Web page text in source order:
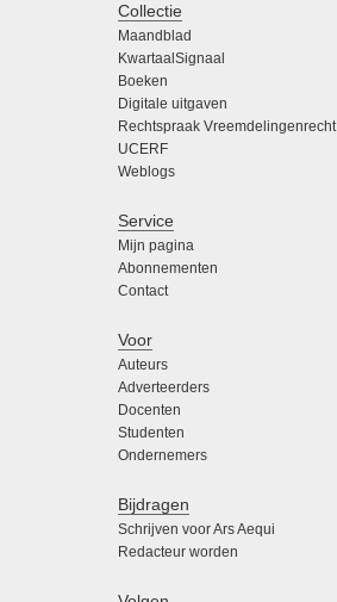
Collectie
Maandblad
KwartaalSignaal
Boeken
Digitale uitgaven
Rechtspraak Vreemdelingenrecht
UCERF
Weblogs
Service
Mijn pagina
Abonnementen
Contact
Voor
Auteurs
Adverteerders
Docenten
Studenten
Ondernemers
Bijdragen
Schrijven voor Ars Aequi
Redacteur worden